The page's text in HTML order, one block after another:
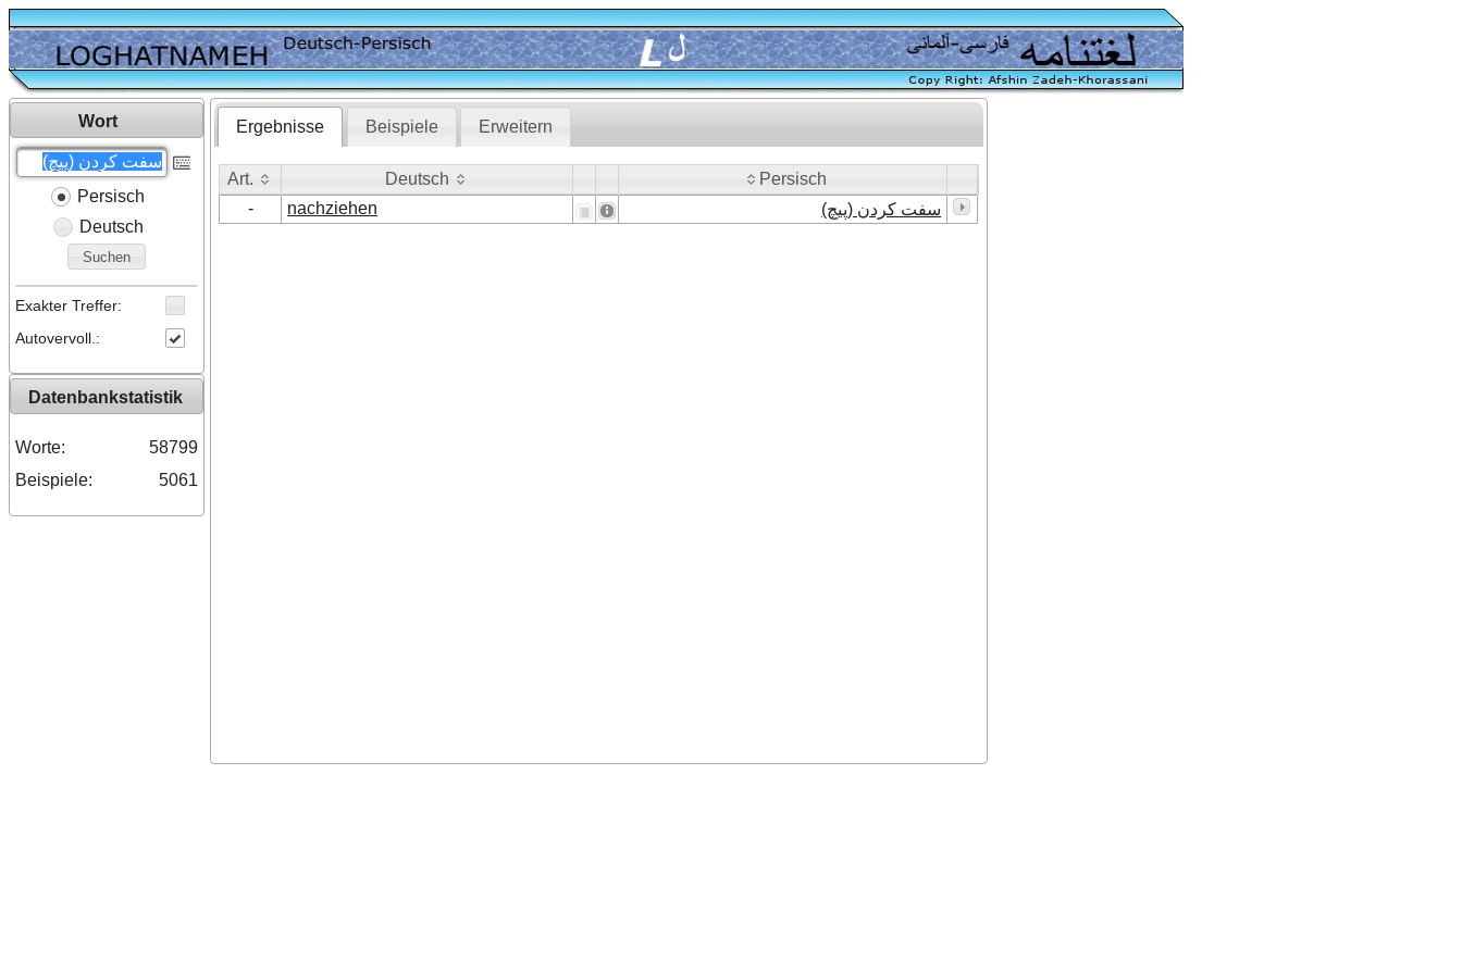
Wort
Persisch
Deutsch
Suchen
Exakter Treffer:
Autovervoll.:
Datenbankstatistik
Worte:
58799
Beispiele:
5061
Ergebnisse Beispiele Erweitern
Art. Deutsch
Persisch
- nachziehen سفت کردن (پیچ)